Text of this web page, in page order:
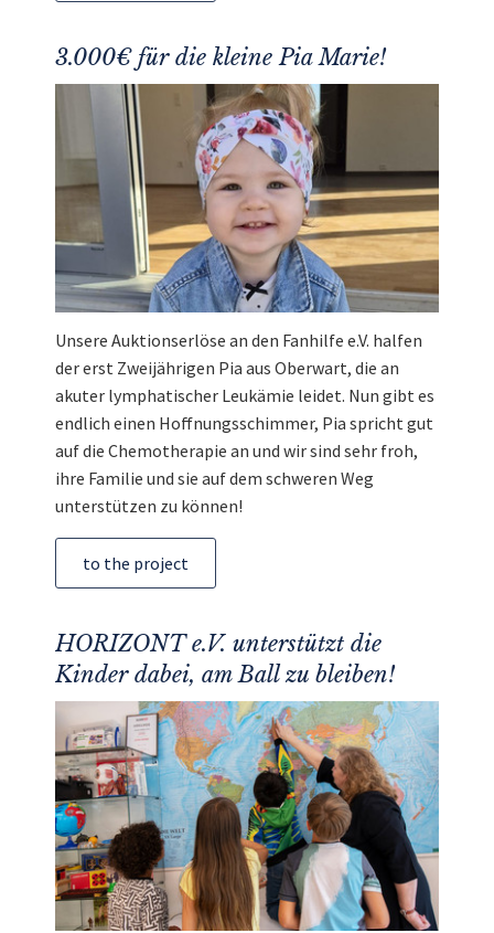
3.000€ für die kleine Pia Marie!
Unsere Auktionserlöse an den Fanhilfe e.V. halfen
der erst Zweijährigen Pia aus Oberwart, die an
akuter lymphatischer Leukämie leidet. Nun gibt es
endlich einen Hoffnungsschimmer, Pia spricht gut
auf die Chemotherapie an und wir sind sehr froh,
ihre Familie und sie auf dem schweren Weg
unterstützen zu können!
to the project
HORIZONT e.V. unterstützt die
Kinder dabei, am Ball zu bleiben!